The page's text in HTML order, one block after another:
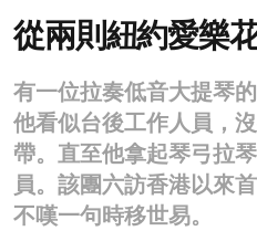
生活
商業
科技
影片
從兩則紐約愛樂
有一位拉奏低音大提琴
他看似台後工作人員，
帶。直至他拿起琴弓拉
員。該團六訪香港以來
不嘆一句時移世易。